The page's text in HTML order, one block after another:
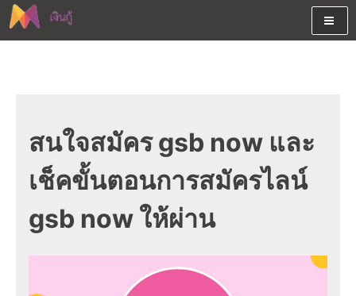
Skip
to
เงินสด และมีรีไฟแนนซ์ด้วย
สนใจสมัคร gsb now และ
เช็คขั้นตอนการสมัครไลน์
gsb now ให้ผ่าน